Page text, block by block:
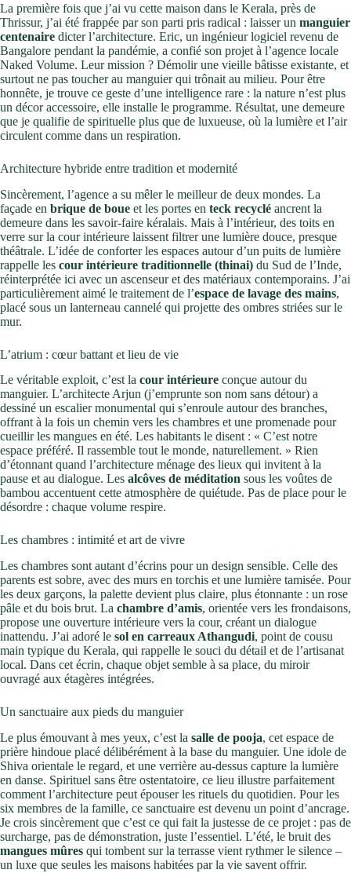
La première fois que j’ai vu cette maison dans le Kerala, près de
Thrissur, j’ai été frappée par son parti pris radical : laisser un manguier
centenaire dicter l’architecture. Eric, un ingénieur logiciel revenu de
Bangalore pendant la pandémie, a confié son projet à l’agence locale
Naked Volume. Leur mission ? Démolir une vieille bâtisse existante, et
surtout ne pas toucher au manguier qui trônait au milieu. Pour être
honnête, je trouve ce geste d’une intelligence rare : la nature n’est plus
un décor accessoire, elle installe le programme. Résultat, une demeure
que je qualifie de spirituelle plus que de luxueuse, où la lumière et l’air
circulent comme dans un respiration.
Architecture hybride entre tradition et modernité
Sincèrement, l’agence a su mêler le meilleur de deux mondes. La
façade en brique de boue et les portes en teck recyclé ancrent la
demeure dans les savoir-faire kéralais. Mais à l’intérieur, des toits en
verre sur la cour intérieure laissent filtrer une lumière douce, presque
théâtrale. L’idée de conforter les espaces autour d’un puits de lumière
rappelle les cour intérieure traditionnelle (thinai) du Sud de l’Inde,
réinterprétée ici avec un ascenseur et des matériaux contemporains. J’ai
particulièrement aimé le traitement de l’espace de lavage des mains,
placé sous un lanterneau cannelé qui projette des ombres striées sur le
mur.
L’atrium : cœur battant et lieu de vie
Le véritable exploit, c’est la cour intérieure conçue autour du
manguier. L’architecte Arjun (j’emprunte son nom sans détour) a
dessiné un escalier monumental qui s’enroule autour des branches,
offrant à la fois un chemin vers les chambres et une promenade pour
cueillir les mangues en été. Les habitants le disent : « C’est notre
espace préféré. Il rassemble tout le monde, naturellement. » Rien
d’étonnant quand l’architecture ménage des lieux qui invitent à la
pause et au dialogue. Les alcôves de méditation sous les voûtes de
bambou accentuent cette atmosphère de quiétude. Pas de place pour le
désordre : chaque volume respire.
Les chambres : intimité et art de vivre
Les chambres sont autant d’écrins pour un design sensible. Celle des
parents est sobre, avec des murs en torchis et une lumière tamisée. Pour
les deux garçons, la palette devient plus claire, plus étonnante : un rose
pâle et du bois brut. La chambre d’amis, orientée vers les frondaisons,
propose une ouverture intérieure vers la cour, créant un dialogue
inattendu. J’ai adoré le sol en carreaux Athangudi, point de cousu
main typique du Kerala, qui rappelle le souci du détail et de l’artisanat
local. Dans cet écrin, chaque objet semble à sa place, du miroir
ouvragé aux étagères intégrées.
Un sanctuaire aux pieds du manguier
Le plus émouvant à mes yeux, c’est la salle de pooja, cet espace de
prière hindoue placé délibérément à la base du manguier. Une idole de
Shiva orientale le regard, et une verrière au-dessus capture la lumière
en danse. Spirituel sans être ostentatoire, ce lieu illustre parfaitement
comment l’architecture peut épouser les rituels du quotidien. Pour les
six membres de la famille, ce sanctuaire est devenu un point d’ancrage.
Je crois sincèrement que c’est ce qui fait la justesse de ce projet : pas de
surcharge, pas de démonstration, juste l’essentiel. L’été, le bruit des
mangues mûres qui tombent sur la terrasse vient rythmer le silence –
un luxe que seules les maisons habitées par la vie savent offrir.